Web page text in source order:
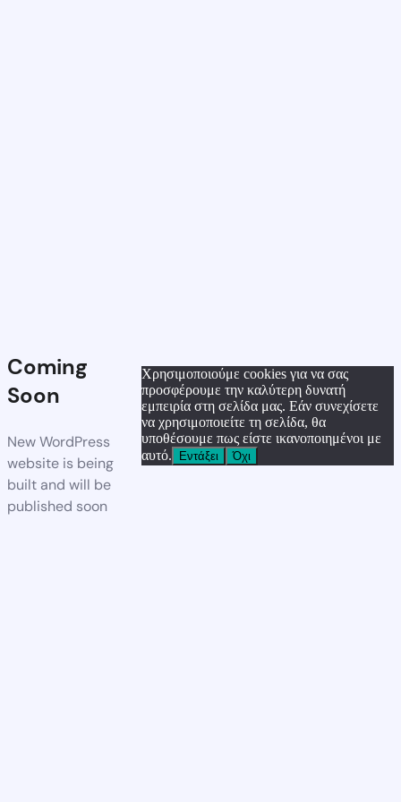
Coming
Soon
New WordPress
website is being
built and will be
published soon
Χρησιμοποιούμε cookies για να σας
προσφέρουμε την καλύτερη δυνατή
εμπειρία στη σελίδα μας. Εάν συνεχίσετε
να χρησιμοποιείτε τη σελίδα, θα
υποθέσουμε πως είστε ικανοποιημένοι με
αυτό.
Εντάξει Όχι